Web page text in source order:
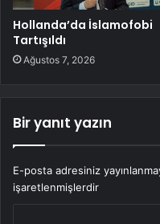
Hollanda’da İslamofobi
Tartışıldı
Ağustos 7, 2026
Bir yanıt yazın
E-posta adresiniz
işaretlenmişlerdir